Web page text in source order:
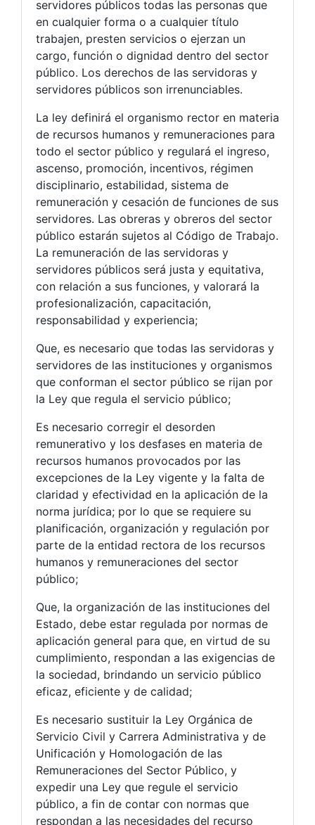
servidores públicos todas las personas que
en cualquier forma o a cualquier título
trabajen, presten servicios o ejerzan un
cargo, función o dignidad dentro del sector
público. Los derechos de las servidoras y
servidores públicos son irrenunciables.
La ley definirá el organismo rector en materia
de recursos humanos y remuneraciones para
todo el sector público y regulará el ingreso,
ascenso, promoción, incentivos, régimen
disciplinario, estabilidad, sistema de
remuneración y cesación de funciones de sus
servidores. Las obreras y obreros del sector
público estarán sujetos al Código de Trabajo.
La remuneración de las servidoras y
servidores públicos será justa y equitativa,
con relación a sus funciones, y valorará la
profesionalización, capacitación,
responsabilidad y experiencia;
Que, es necesario que todas las servidoras y
servidores de las instituciones y organismos
que conforman el sector público se rijan por
la Ley que regula el servicio público;
Es necesario corregir el desorden
remunerativo y los desfases en materia de
recursos humanos provocados por las
excepciones de la Ley vigente y la falta de
claridad y efectividad en la aplicación de la
norma jurídica; por lo que se requiere su
planificación, organización y regulación por
parte de la entidad rectora de los recursos
humanos y remuneraciones del sector
público;
Que, la organización de las instituciones del
Estado, debe estar regulada por normas de
aplicación general para que, en virtud de su
cumplimiento, respondan a las exigencias de
la sociedad, brindando un servicio público
eficaz, eficiente y de calidad;
Es necesario sustituir la Ley Orgánica de
Servicio Civil y Carrera Administrativa y de
Unificación y Homologación de las
Remuneraciones del Sector Público, y
expedir una Ley que regule el servicio
público, a fin de contar con normas que
respondan a las necesidades del recurso